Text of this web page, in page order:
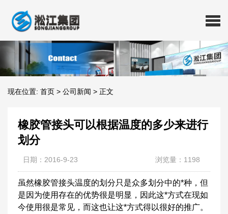
现在位置: 首页 > 公司新闻 > 正文
橡胶管接头可以根据温度的多少来进行
划分
日期：2016-9-23 浏览量：1198
虽然橡胶管接头温度的划分只是众多划分中的*种，但
是因为使用存在的优势很是明显，因此这*方式在现如
今使用很是常见，而这也让这*方式得以很好的推广。